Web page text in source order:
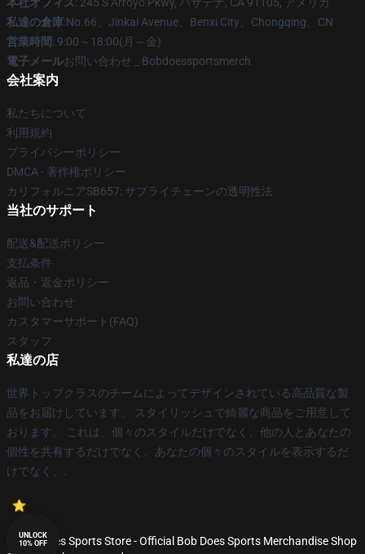
私達の倉庫:No.66、Jinkai Avenue、Benxi City、Chongqing、CN
営業時間: 9:00～18:00(月～金)
電子メールお問い合わせ _ Bobdoessportsmerch
会社案内
私たちについて
利用規約
プライバシーポリシー
DMCA - 著作権ポリシー
カリフォルニアSB657: サプライチェーンの透明性法
当社のサポート
配送&配送ポリシー
支払条件
返品・返金ポリシー
お問い合わせ
カスタマーサポート(FAQ)
スタッフ
私達の店
世界トップクラスのチームによってデザインされている高品質な製
品をお届けしています。 スタイリッシュで綺麗な商品をご用意して
おります。 これは、個々のスタイルだけでなく、他の人とあなたの
個性を共有するだけでなく、あなたの個々のスタイルを表示するだ
けでなく、.
© Bob Does Sports Store - Official Bob Does Sports Merchandise Shop
UNLOCK
10% OFF